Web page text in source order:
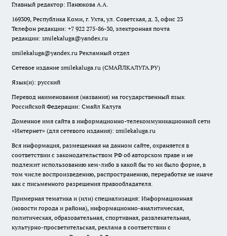
Главный редактор: Панюкова А.А.
169309, Республика Коми, г. Ухта, ул. Советская, д. 3, офис 23
Телефон редакции: +7 922 275-86-30, электронная почта
редакции: smilekaluga@yandex.ru
smilekaluga@yandex.ru Рекламный отдел
Сетевое издание smilekaluga.ru (СМАЙЛКАЛУГА.РУ)
Язык(и): русский
Перевод наименования (названия) на государственный язык
Российской Федерации: Смайл Калуга
Доменное имя сайта в информационно-телекоммуникационной сети
«Интернет» (для сетевого издания): smilekaluga.ru
Вся информация, размещенная на данном сайте, охраняется в
соответствии с законодательством РФ об авторском праве и не
подлежит использованию кем-либо в какой бы то ни было форме, в
том числе воспроизведению, распространению, переработке не иначе
как с письменного разрешения правообладателя.
Примерная тематика и (или) специализация: Информационная
(новости города и района), информационно-аналитическая,
политическая, образовательная, спортивная, развлекательная,
культурно-просветительская, реклама в соответствии с